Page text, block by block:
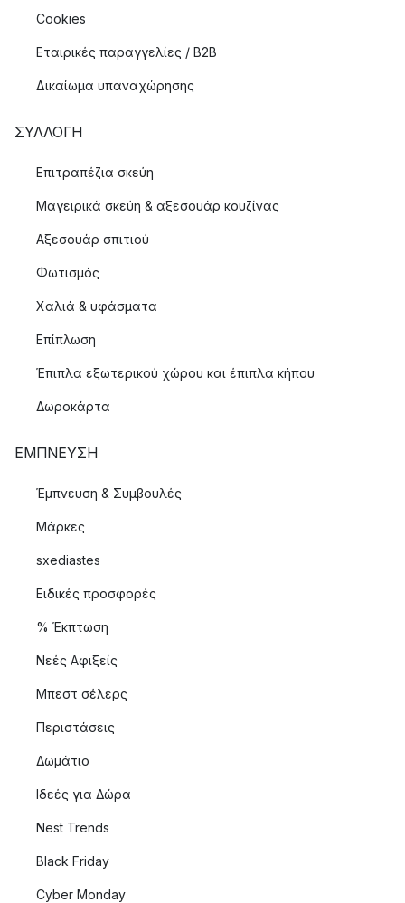
Cookies
Εταιρικές παραγγελίες / B2B
Δικαίωμα υπαναχώρησης
ΣΥΛΛΟΓΉ
Επιτραπέζια σκεύη
Μαγειρικά σκεύη & αξεσουάρ κουζίνας
Αξεσουάρ σπιτιού
Φωτισμός
Χαλιά & υφάσματα
Επίπλωση
Έπιπλα εξωτερικού χώρου και έπιπλα κήπου
Δωροκάρτα
ΈΜΠΝΕΥΣΗ
Έμπνευση & Συμβουλές
Μάρκες
sxediastes
Ειδικές προσφορές
% Έκπτωση
Νεές Αφιξείς
Μπεστ σέλερς
Περιστάσεις
Δωμάτιο
Ιδεές για Δώρα
Nest Trends
Black Friday
Cyber Monday